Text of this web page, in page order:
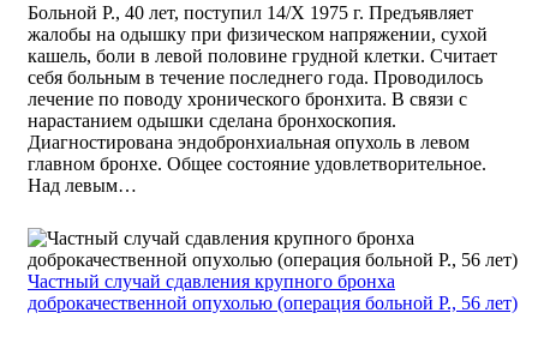
Больной Р., 40 лет, поступил 14/Х 1975 г. Предъявляет
жалобы на одышку при физическом напряжении, сухой
кашель, боли в левой половине грудной клетки. Считает
себя больным в течение последнего года. Проводилось
лечение по поводу хронического бронхита. В связи с
нарастанием одышки сделана бронхоскопия.
Диагностирована эндобронхиальная опухоль в левом
главном бронхе. Общее состояние удовлетворительное.
Над левым…
Частный случай сдавления крупного бронха
доброкачественной опухолью (операция больной Р., 56 лет)